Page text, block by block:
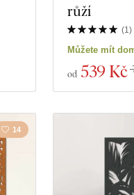
růží
(1)
Můžete mít
od 539 Kč
14